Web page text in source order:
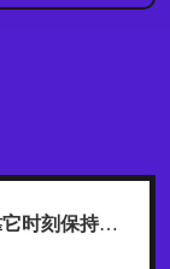
库里谈一段式投篮：身高受限的我，靠它时刻保持发力与极快出手